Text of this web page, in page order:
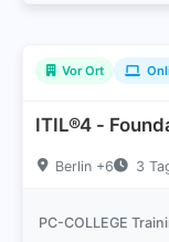
Vor Ort
ITIL®4 -
Berlin +6 3
PC-COLLEGE